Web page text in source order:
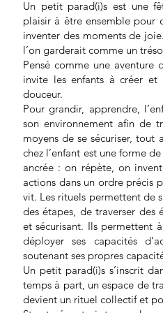
Un petit parad(i)s est une
plaisir à être ensemble pour
inventer des moments de
l’on garderait comme un
Pensé comme une
invite les enfants à créer
douceur.
Pour grandir, apprendre,
son environnement afin de
moyens de se sécuriser, tout
chez l’enfant est une forme
ancrée : on répète, on
actions dans un ordre précis
vit. Les rituels permettent de
des étapes, de traverser des
et sécurisant. Ils permettent
déployer ses capacités
soutenant ses propres
Un petit parad(i)s s’inscrit
temps à part, un espace de
devient un rituel collectif et